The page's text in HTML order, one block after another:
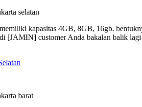
kapasitas 4GB, 8GB, 16gb.
[JAMIN] customer Anda bakalan balik